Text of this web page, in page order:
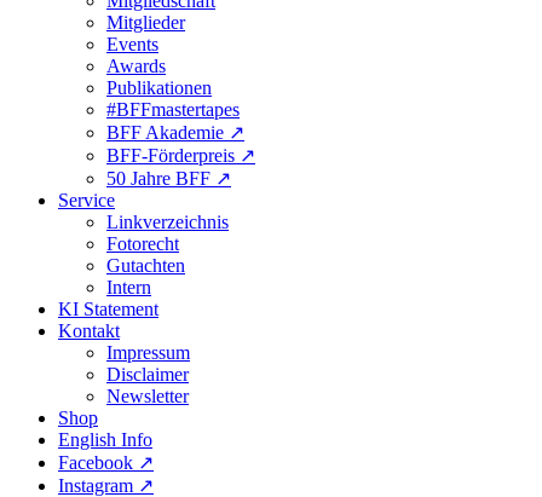
Mitglieder
Events
Awards
Publikationen
#BFFmastertapes
BFF Akademie ↗︎
BFF-Förderpreis ↗︎
50 Jahre BFF ↗︎
Service
Linkverzeichnis
Fotorecht
Gutachten
Intern
KI Statement
Kontakt
Impressum
Disclaimer
Newsletter
Shop
English Info
Facebook ↗︎
Instagram ↗︎